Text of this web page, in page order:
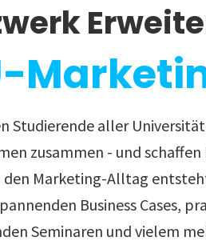
Studierende aller
zusammen - und
den Marketing-Alltag
Business Cases,
Seminaren und vielem